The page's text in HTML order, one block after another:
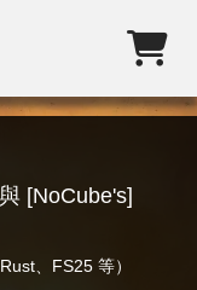
[NoCube's]
、FS25 等）